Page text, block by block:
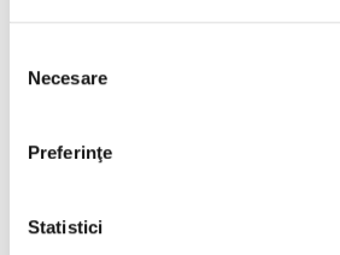
consimțământului
Necesare
Preferinţe
Statistici
Supraveghere a Prelucrării
profesionalism reducând din